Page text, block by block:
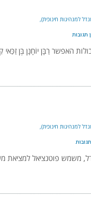
למנהיגות חינוכית)
תגובות
האפשר רַבָּן יוֹחָנָן בֶּן זַכַּאי
למנהיגות חינוכית)
משמש פוטנציאל למציאת